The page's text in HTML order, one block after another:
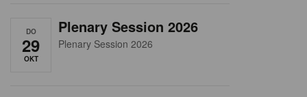
DO
29
OKT
Plenary Session 2026
Plenary Session 2026